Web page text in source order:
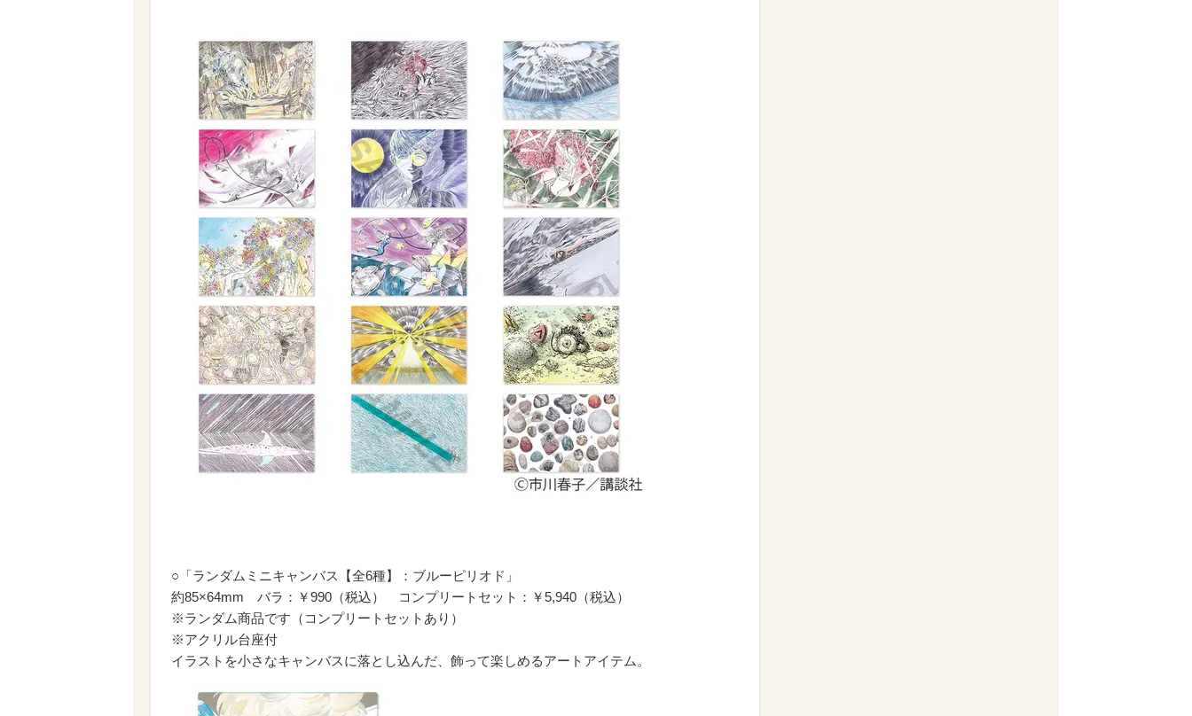
○「ランダムミニキャンバス【全6種】：ブルーピリオド」
約85×64mm バラ：￥990（税込） コンプリートセット：￥5,940（税込）
※ランダム商品です（コンプリートセットあり）
※アクリル台座付
イラストを小さなキャンバスに落とし込んだ、飾って楽しめるアートアイテム。